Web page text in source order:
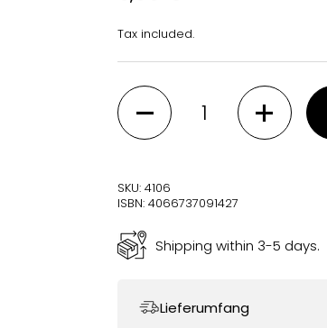
Tax included.
Quantity
SKU: 4106
ISBN: 4066737091427
Shipping within 3-5 days.
Lieferumfang